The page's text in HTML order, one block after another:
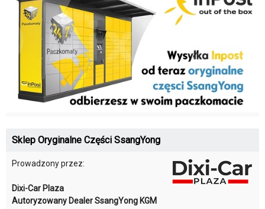
Sklep Oryginalne Części SsangYong
Prowadzony przez:
Dixi-Car Plaza
Autoryzowany Dealer SsangYong KGM